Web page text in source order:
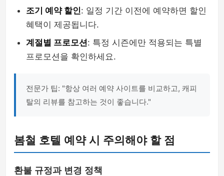
조기 예약 할인: 일정 기간 이전에 예약하면 할인
혜택이 제공됩니다.
계절별 프로모션: 특정 시즌에만 적용되는 특별
프로모션을 확인하세요.
전문가 팁: "항상 여러 예약 사이트를 비교하고, 캐피
탈의 리뷰를 참고하는 것이 좋습니다."
봄철 호텔 예약 시 주의해야 할 점
환불 규정과 변경 정책